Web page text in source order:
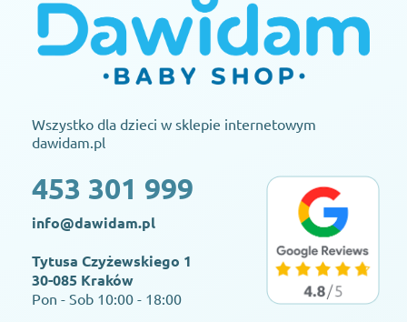
Wszystko dla dzieci w sklepie internetowym
dawidam.pl
453 301 999
info@dawidam.pl
Tytusa Czyżewskiego 1
30-085 Kraków
Pon - Sob 10:00 - 18:00